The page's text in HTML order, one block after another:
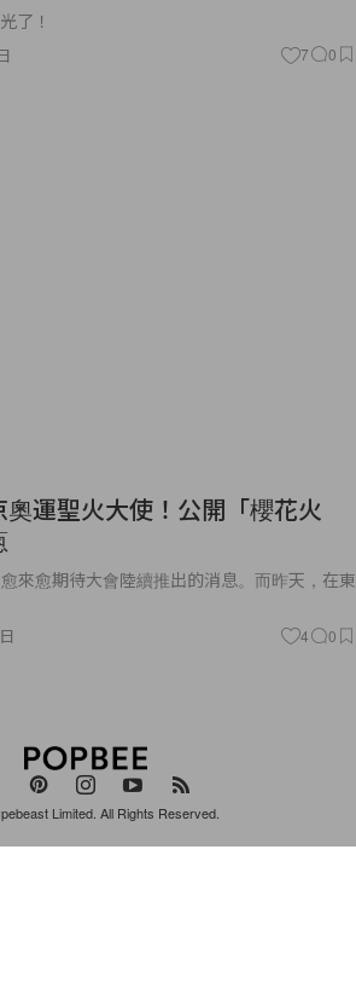
了！
7 0
運聖火大使！公開「櫻花火
來愈期待大會陸續推出的消息。而昨天，在東
4 0
Limited . All Rights Reserved.